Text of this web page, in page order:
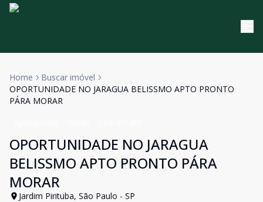
Home
Buscar imóvel
OPORTUNIDADE NO JARAGUA BELISSMO APTO PRONTO
PÁRA MORAR
OPORTUNIDADE NO JARAGUA
BELISSMO APTO PRONTO PÁRA
MORAR
Jardim Pirituba, São Paulo - SP